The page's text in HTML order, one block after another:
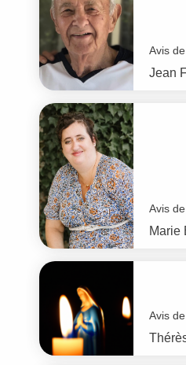
Avis
Jean
Avis
Marie
Avis